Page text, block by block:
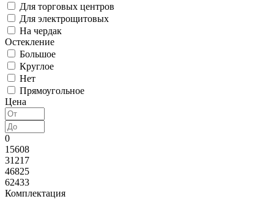
Для торговых центров
Для электрощитовых
На чердак
Остекление
Большое
Круглое
Нет
Прямоугольное
Цена
0
15608
31217
46825
62433
Комплектация